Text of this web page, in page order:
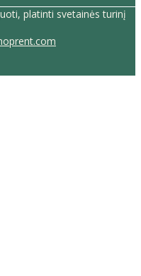
platinti svetainės turinį